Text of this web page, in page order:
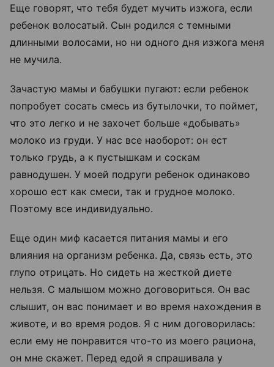
Еще говорят, что тебя будет мучить изжога, если
ребенок волосатый. Сын родился с темными
длинными волосами, но ни одного дня изжога меня
не мучила.
Зачастую мамы и бабушки пугают: если ребенок
попробует сосать смесь из бутылочки, то поймет,
что это легко и не захочет больше «добывать»
молоко из груди. У нас все наоборот: он ест
только грудь, а к пустышкам и соскам
равнодушен. У моей подруги ребенок одинаково
хорошо ест как смеси, так и грудное молоко.
Поэтому все индивидуально.
Еще один миф касается питания мамы и его
влияния на организм ребенка. Да, связь есть, это
глупо отрицать. Но сидеть на жесткой диете
нельзя. С малышом можно договориться. Он вас
слышит, он вас понимает и во время нахождения в
животе, и во время родов. Я с ним договорилась:
если ему не понравится что-то из моего рациона,
он мне скажет. Перед едой я спрашивала у